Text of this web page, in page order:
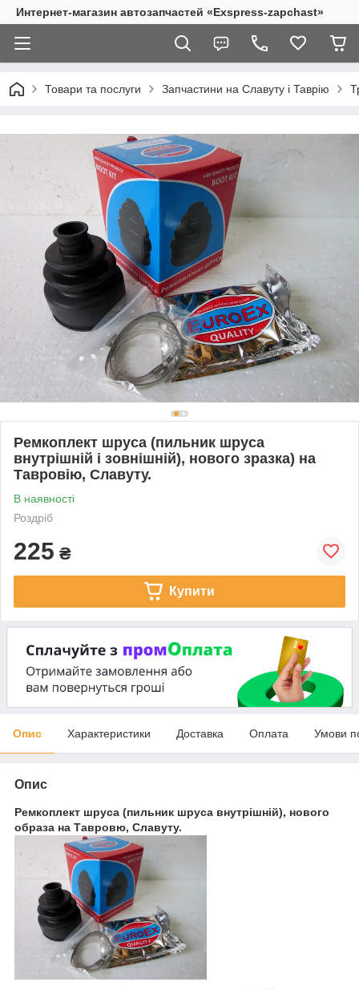
Интернет-магазин автозапчастей «Exspress-zapchast»
Товари та послуги Запчастини на Славуту і Таврію
Ремкоплект шруса (пильник шруса
внутрішній і зовнішній), нового зразка) на
Тавровію, Славуту.
В наявності
Роздріб
225 ₴
Купити
Опис Характеристики Доставка Оплата Умови
Опис
Ремкоплект шруса (пильник шруса внутрішній), нового
образа на Тавровю, Славуту.